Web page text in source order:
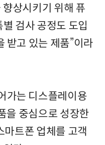
상시키기 위해 퓨
검사 공정도 도입
받고 있는 제품”이라
가는 디스플레이용
을 중심으로 성장한
마트폰 업체를 고객